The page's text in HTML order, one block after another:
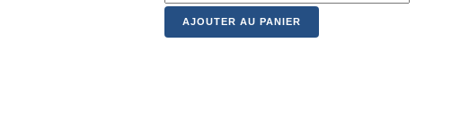
AJOUTER AU PANIER